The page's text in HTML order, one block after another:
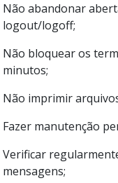
Não abandonar
logout/logoff;
Não bloquear os
minutos;
Não imprimir
Fazer manutenção
Verificar
mensagens;